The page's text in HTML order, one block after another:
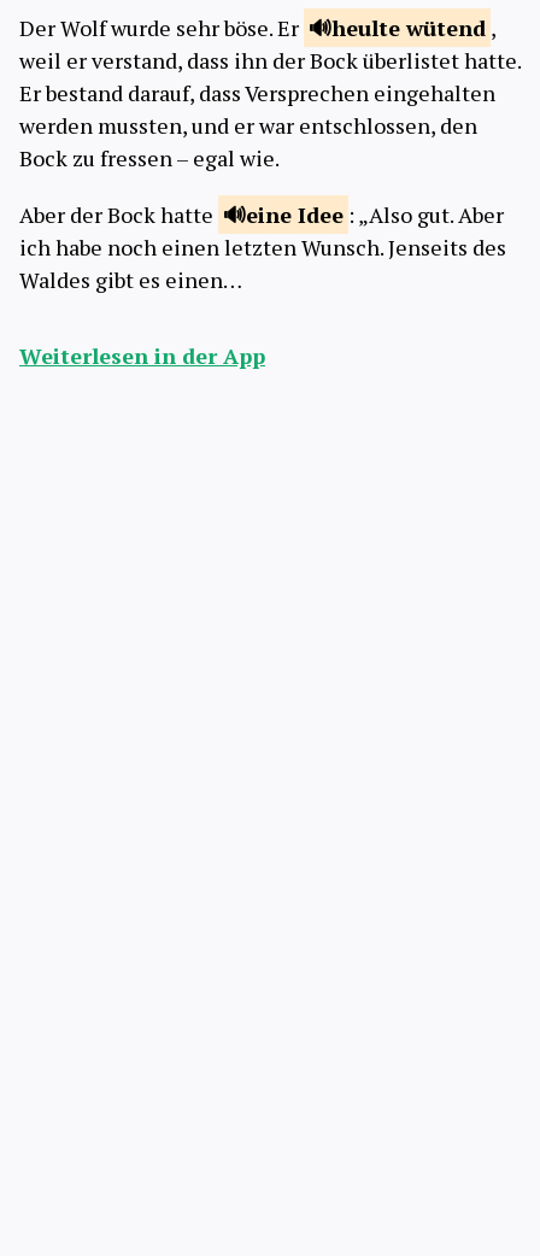
Der Wolf wurde sehr böse. Er
heultewütend ,
weil er verstand, dass ihn der Bock überlistet hatte.
Er bestand darauf, dass Versprechen eingehalten
werden mussten, und er war entschlossen, den
Bock zu fressen – egal wie.
Aber der Bock hatte
eine Idee : „Also gut. Aber
ich habe noch einen letzten Wunsch. Jenseits des
Waldes gibt es einen…
Weiterlesen in der App